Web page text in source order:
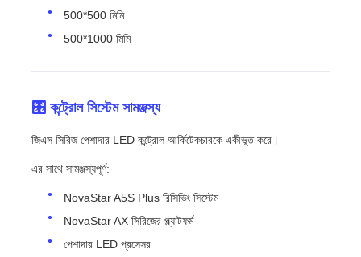
500*500 মিমি
500*1000 মিমি
🎛️ কন্ট্রোল সিস্টেম সামঞ্জস্য
জিএস সিরিজ পেশাদার LED কন্ট্রোল আর্কিটেকচারকে একীভূত করে।
এর সাথে সামঞ্জস্যপূর্ণ:
NovaStar A5S Plus রিসিভিং সিস্টেম
NovaStar AX সিরিজের প্ল্যাটফর্ম
পেশাদার LED প্রসেসর